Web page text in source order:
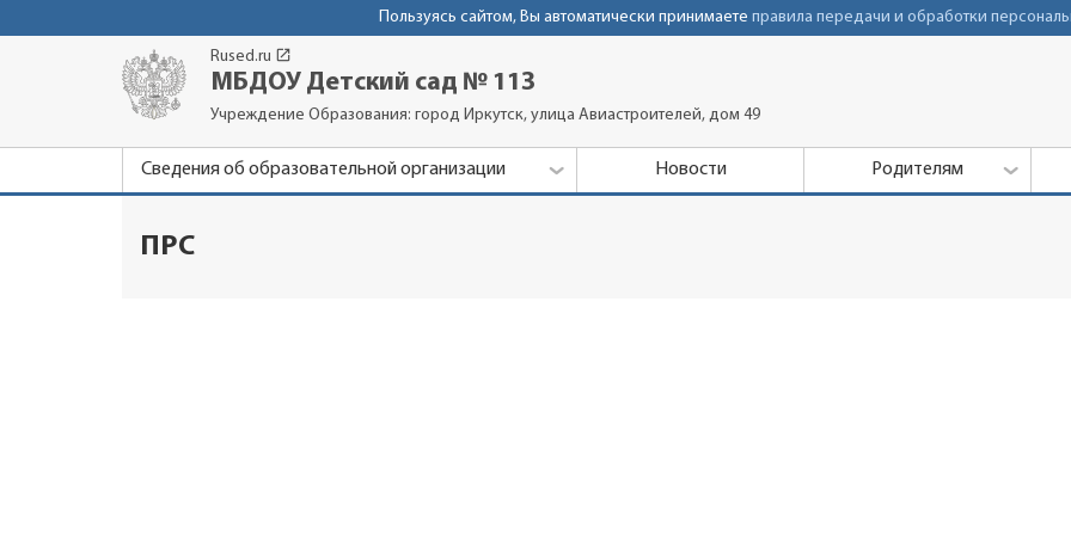
Пользуясь сайтом, Вы автоматически принимаете правила передачи и обработки
Rused.ru launch
МБДОУ Детский сад № 113
Учреждение Образования: город Иркутск, улица Авиастроителей, дом 49
Сведения об образовательной организации Новости Родителям
ПРС